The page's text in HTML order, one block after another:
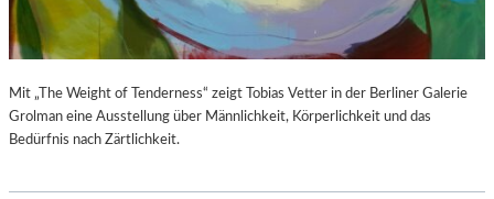
Mit „The Weight of Tenderness“ zeigt Tobias Vetter in der Berliner Galerie
Grolman eine Ausstellung über Männlichkeit, Körperlichkeit und das
Bedürfnis nach Zärtlichkeit.